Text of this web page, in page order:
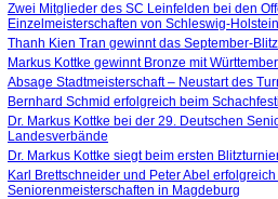
Zwei Mitglieder des SC Leinfelden bei den
Einzelmeisterschaften von Schleswig-
Thanh Kien Tran gewinnt das September-
Markus Kottke gewinnt Bronze mit
Absage Stadtmeisterschaft – Neustart des
Bernhard Schmid erfolgreich beim
Dr. Markus Kottke bei der 29. Deutschen
Landesverbände
Dr. Markus Kottke siegt beim ersten
Karl Brettschneider und Peter Abel
Seniorenmeisterschaften in Magdeburg